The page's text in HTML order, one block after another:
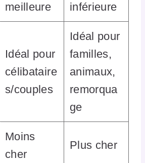
meilleure
inférieure
Idéal pour
célibataire
s/couples
Idéal pour
familles,
animaux,
remorqua
ge
Moins
cher
Plus cher